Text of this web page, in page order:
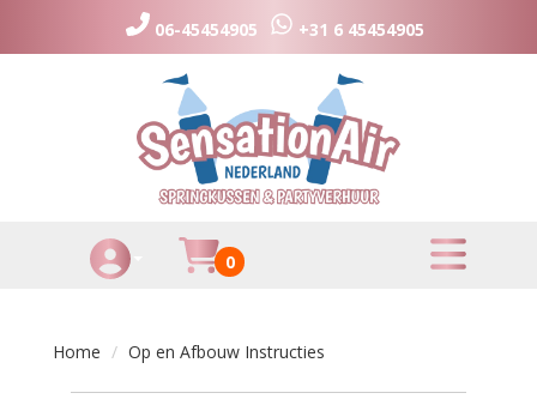
06-45454905 +31 6 45454905
Toggle Account dropdown
Huurmandje
0
toggle menu
Home Op en Afbouw Instructies